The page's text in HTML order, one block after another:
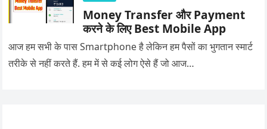
Money Transfer और Payment
करने के लिए Best Mobile App
आज हम सभी के पास Smartphone है लेकिन हम पैसों का भुगतान स्मार्ट
तरीके से नहीं करते हैं. हम में से कई लोग ऐसे हैं जो आज…